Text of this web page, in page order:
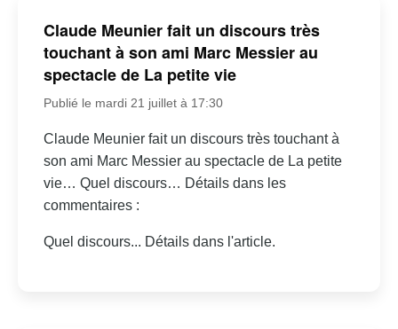
Claude Meunier fait un discours très
touchant à son ami Marc Messier au
spectacle de La petite vie
Publié le mardi 21 juillet à 17:30
Claude Meunier fait un discours très touchant à
son ami Marc Messier au spectacle de La petite
vie… Quel discours… Détails dans les
commentaires :
Quel discours... Détails dans l'article.